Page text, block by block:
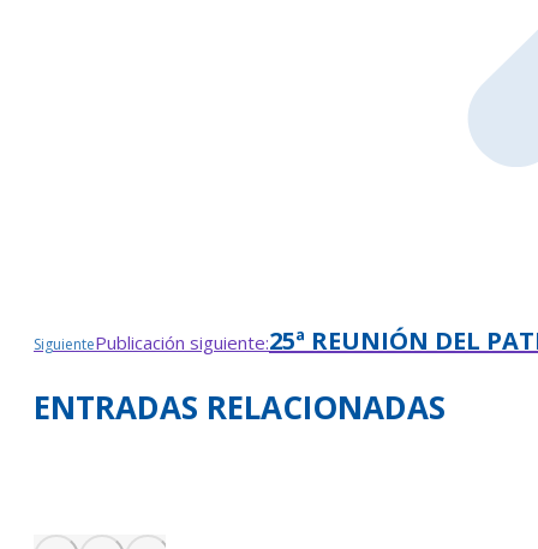
SiguientePublicación siguiente:25ª REUNIÓN DEL
ENTRADAS RELACIONADAS